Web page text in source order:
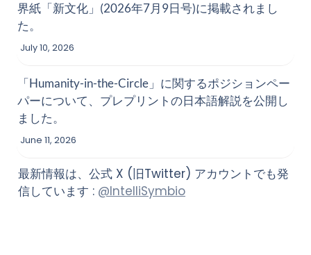
界紙「新文化」(2026年7月9日号)に掲載されまし
た。
July 10, 2026
「Humanity-in-the-Circle」に関するポジションペー
パーについて、プレプリントの日本語解説を公開し
ました。
June 11, 2026
最新情報は、公式 X (旧Twitter) アカウントでも発
信しています : @IntelliSymbio